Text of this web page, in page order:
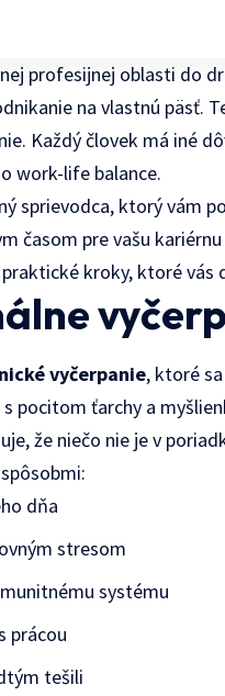
profesijnej oblasti do
na vlastnú päsť.
Každý človek má iné
work-life balance.
sprievodca, ktorý vám
časom pre vašu
kroky, ktoré vás
vyčerpanie, ktoré
pocitom ťarchy a
že niečo nie je v
dňa
stresom
systému
prácou
tešili